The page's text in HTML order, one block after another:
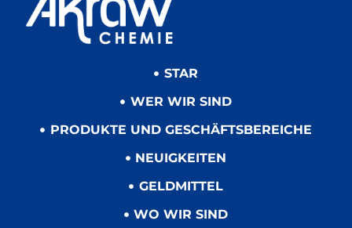
STAR
WER WIR SIND
PRODUKTE UND GESCHÄFTSBEREICHE
NEUIGKEITEN
GELDMITTEL
WO WIR SIND